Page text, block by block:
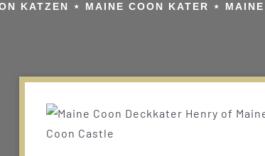
KATZEN ⋆ MAINE COON KATER ⋆